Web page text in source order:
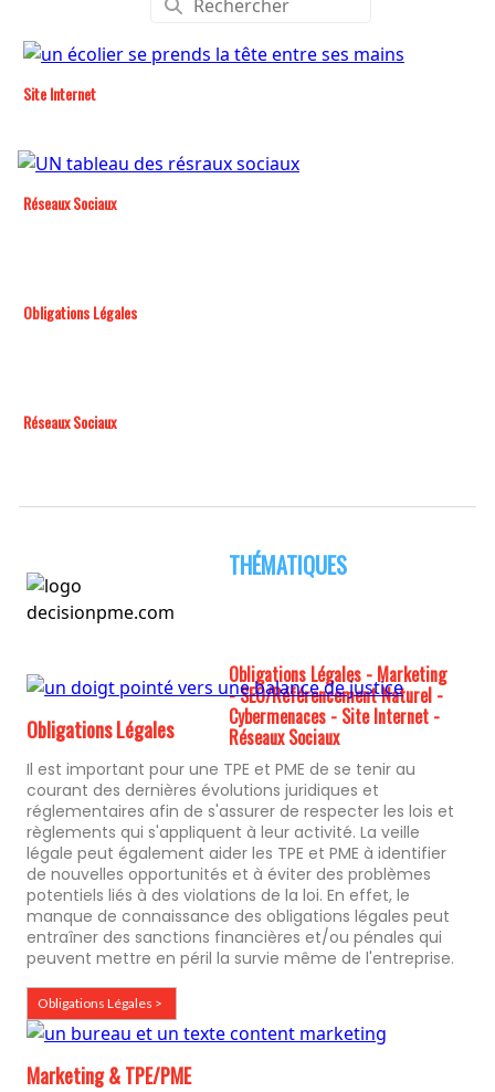
Site Internet
Réseaux Sociaux
Obligations Légales
Réseaux Sociaux
THÉMATIQUES
Obligations Légales - Marketing
- SEO/Référencement Naturel -
Cybermenaces - Site Internet -
Réseaux Sociaux
Obligations Légales
Il est important pour une TPE et PME de se tenir au
courant des dernières évolutions juridiques et
réglementaires afin de s'assurer de respecter les lois et
règlements qui s'appliquent à leur activité. La veille
légale peut également aider les TPE et PME à identifier
de nouvelles opportunités et à éviter des problèmes
potentiels liés à des violations de la loi. En effet, le
manque de connaissance des obligations légales peut
entraîner des sanctions financières et/ou pénales qui
peuvent mettre en péril la survie même de l'entreprise.
Obligations Légales >
Marketing & TPE/PME